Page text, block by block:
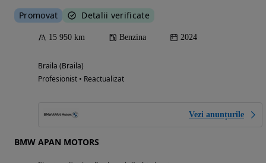
Promovat Detalii verificate
15 950 km Benzina 2024
Braila (Braila)
Profesionist • Reactualizat
Vezi anunțurile
BMW APAN MOTORS